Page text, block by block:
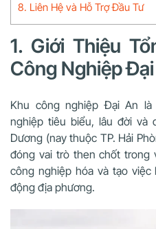
8. Liên Hệ và Hỗ Trợ Đầu Tư
1. Giới Thiệu
Công Nghiệp
Khu công nghiệp Đại An
nghiệp tiêu biểu, lâu đời và
Dương (nay thuộc TP. Hải
đóng vai trò then chốt trong
công nghiệp hóa và tạo
động địa phương.